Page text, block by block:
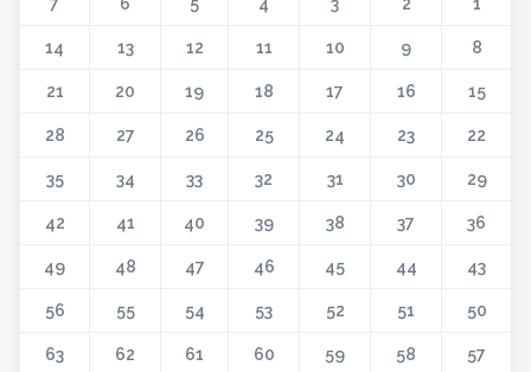
8
9
10
11
12
13
14
15
16
17
18
19
20
21
22
23
24
25
26
27
28
29
30
31
32
33
34
35
36
37
38
39
40
41
42
43
44
45
46
47
48
49
50
51
52
53
54
55
56
57
58
59
60
61
62
63